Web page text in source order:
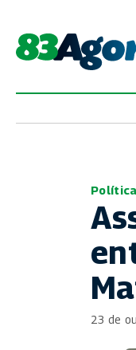
Política
23 de